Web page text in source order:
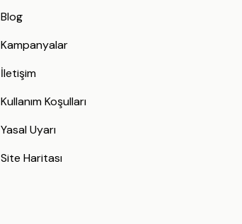
Blog
Kampanyalar
İletişim
Kullanım Koşulları
Yasal Uyarı
Site Haritası